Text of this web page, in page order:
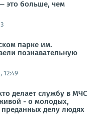
это больше, чем
парке им.
познавательную
12:49
делает службу в МЧС
- о молодых,
делу людях